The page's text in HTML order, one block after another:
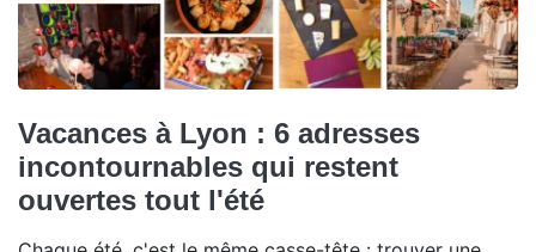
Vacances à Lyon : 6 adresses
incontournables qui restent
ouvertes tout l'été